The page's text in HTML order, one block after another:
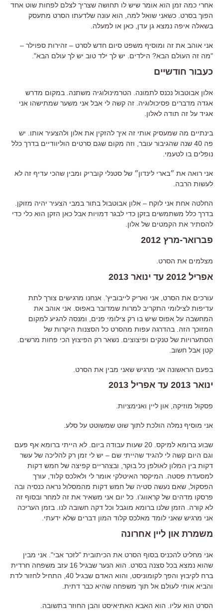
אחרי כמה זמן הוא אומר שיש לו תחושה שצריך לצלם לפחות שוט אחד
הפוך בסרט. כשאני שואל למה, הוא עונה שלדעתו הסרט מתעסק
בשאלה איפה נמצא גן עדן, כאן או למעלה.
אני אוהב את זה ומוסיף משפט סיום חדש לסרט – זהירות ספוילר –
"מה זה העולם הבא? הילדים. יש לך ילד טוב יש לך עולם הבא".
כעבור חודשיים
אלון אבוטבול נכנס לתמונה. הטרמינולוגיה משתנה. במקום מדרש
אגדה מדברים פסיכולוגיה. זה קשה לי אבל אני משער שמתישהו אני
אגיד על זה תודה לאלון.
בינתיים מה שמעסיק אותי זה איך להזקין את אלון ולהצעיר אותו. יש
פה 40 שנה שהגיבור עובר, וזה מקום שגם סרטים הוליוודיים בדרך כלל
נופלים בו לטעמי.
אני רואה את ״בארי לינדון״ של סטנלי קובריק ומבין שהכי עדיף זה לא
לעשות הרבה.
החלטה אחת אני לוקח – אלון אבוטבול בתור במבי הצעיר יהיה מזוקן.
בדרך כלל משתמשים בזקן כדי לבגר דמויות אבל כאן הזקן הוא כלי כדי
להסתיר את הקמטים של אלון.
פברואר-מרץ 2012
מצלמים את הסרט.
אפריל 2012 עד ינואר 2013
עורכים את הסרט, אני ואריק לייבוביץ'. אנחנו מרגישים צורך לתת
עדיפות לצילומי התקריב למרות שמדובר באפוס. אני אוהב את
המחשבה על אפוס שיש בו רק צילומי פנים, ומנסה להגיע למקום
המזוכך הזה. בהדרגה עפות מהסרט כל הסצנות היקרות של
הסתערויות של טנקים ופיצוצים. נשאר רק הפיצוץ הכי פחות מרשים.
קטן אבל חשוב.
בפעם הראשונה אני מרגיש שאני מבין את הסרט.
ינואר 2013 עד אפריל 2013
פסקול מוזיקה, און ליין ואנימציות.
אני מוסיף נמלה הולכת לתוך שוט שמשוטט על סלע.
שבוע ברומא למיקס. 20 שעות עבודה ביום. לא הייתי ברומא אף פעם
וגם היום קשה לי להגיד שהייתי שם – יש לי זמן רק להליכה של עשר
דקות בין המלון לאולפן כל בוקר, ובצהריים קפיצה של חמש דקות
למסעדת פסטה. המיקסר האיטלקי אומר לי ולאלכס קלוד, עורך
הפסקול, שאם נעשה סטיה של חמש דקות מהמסלול נראה כנסיה ובה
פרסקו מדהים של קראווג'ו. כל יום אני משאיר את זה למחר ובסוף זה
לא קורה. הזמן שלנו ברומא מוגבל וכל דקה חשובה לנו. בזמן העריכה
אני מרגיש שאני לומד מאלכס קלוד המון דברים שלא ידעתי.
משמרת און ליין אחרונה
אני מחליט להכניס בסוף הסרט את הכיתובית "לזכר אבי". אני מבין
שהוא נמצא בכל סצנה בסרט. הוא הנער שבגיל 16 עזב משפחה חרדית
ברח לקיבוץ והפך לקומוניסט, והוא האדם שבגיל 40, התחיל לחזור לדת
והביא אותי לעולם אל תוך משפחה שהיא כבר דתית.
הסרט הוא עליו. הוא האבא האתיאיסט והבן החוזר בתשובה.